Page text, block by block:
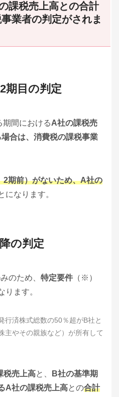
課税売上高との合計
業者の判定がされま
期目の判定
期間におけるA社の課税売
場合は、消費税の課税事業
期前）がないため、A社の
になります。
の判定
のため、 特定要件 （※）
ります。
行済株式総数の50％超がB社と
主やその親族など）が所有して
税売上高と、
B社の基準期
A社の課税売上高との合計